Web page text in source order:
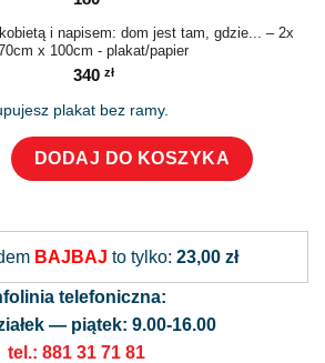
i napisem: dom jest tam, gdzie... – 2x
x 100cm - plakat/papier
340 zł
plakat bez ramy.
z kobietą i napisem: dom jest tam,
DODAJ DO KOSZYKA
BAJBAJ to tylko: 23,00 zł
telefoniczna:
— piątek: 9.00-16.00
tel.: 881 31 71 81